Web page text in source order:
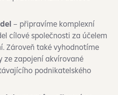
– připravíme komplexní
cílové společnosti za účelem
Zároveň také vyhodnotíme
ze zapojení akvírované
podnikatelského